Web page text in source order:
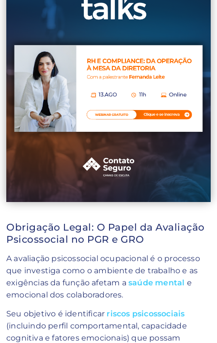
Obrigação Legal: O Papel da Avaliação
Psicossocial no PGR e GRO
A avaliação psicossocial ocupacional é o processo
que investiga como o ambiente de trabalho e as
exigências da função afetam a saúde mental e
emocional dos colaboradores.
Seu objetivo é identificar riscos psicossociais
(incluindo perfil comportamental, capacidade
cognitiva e fatores emocionais) que possam